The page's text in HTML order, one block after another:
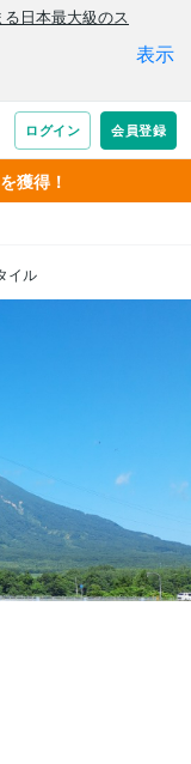
獲得！
イル